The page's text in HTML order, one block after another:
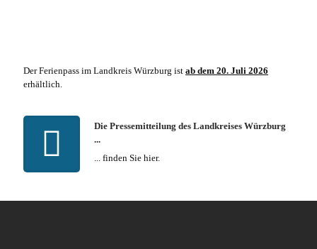
Der Ferienpass im Landkreis Würzburg ist ab dem 20. Juli 2026
erhältlich.
Die Pressemitteilung des Landkreises Würzburg
...
... finden Sie hier.